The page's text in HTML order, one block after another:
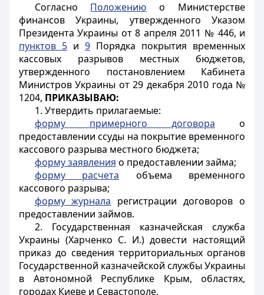
Согласно Положению о Министерстве
финансов Украины, утвержденного Указом
Президента Украины от 8 апреля 2011 № 446, и
пунктов 5 и 9 Порядка покрытия временных
кассовых разрывов местных бюджетов,
утвержденного постановлением Кабинета
Министров Украины от 29 декабря 2010 года №
1204, ПРИКАЗЫВАЮ:
1. Утвердить прилагаемые:
форму примерного договора о
предоставлении ссуды на покрытие временного
кассового разрыва местного бюджета;
форму заявления о предоставлении займа;
форму расчета объема временного
кассового разрыва;
форму журнала регистрации договоров о
предоставлении займов.
2. Государственная казначейская служба
Украины (Харченко С. И.) довести настоящий
приказ до сведения территориальных органов
Государственной казначейской службы Украины
в Автономной Республике Крым, областях,
городах Киеве и Севастополе.